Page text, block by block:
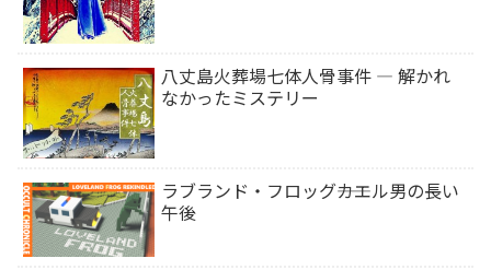
八丈島火葬場七体人骨事件 ― 解かれ
なかったミステリー
ラブランド・フロッグ――カエル男の長い
午後